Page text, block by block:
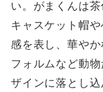
い。がまくんは
キャスケット帽
感を表し、華や
フォルムなど動
ザインに落とし